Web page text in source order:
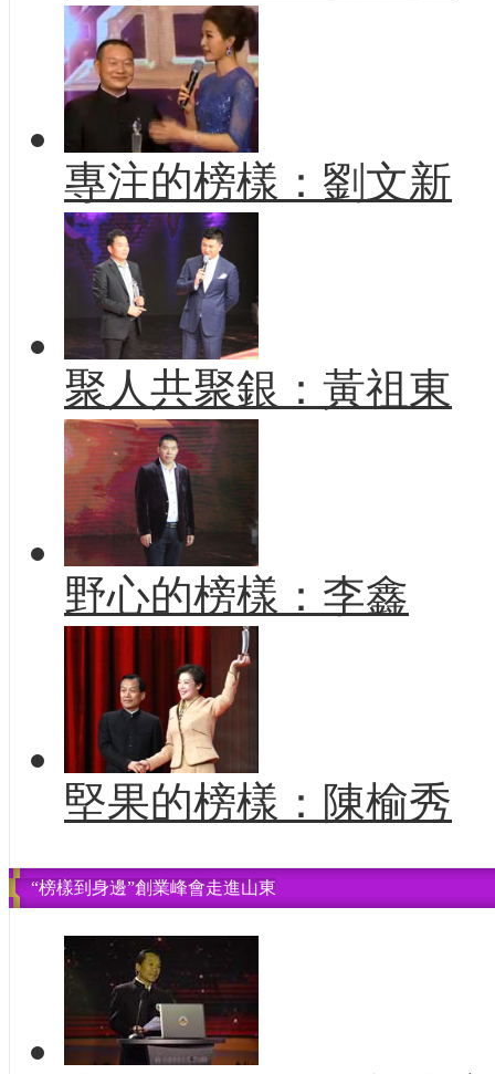
專注的榜樣：劉文新
聚人共聚銀：黃祖東
野心的榜樣：李鑫
堅果的榜樣：陳榆秀
“榜樣到身邊”創業峰會走進山東